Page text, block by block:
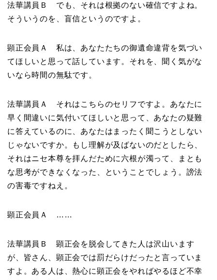
法華講員Ｂ でも、それは根拠のない確信ですよね。
そういうのを、盲信というのですよ。
顕正会員Ａ 私は、あなたたちの御遺命違背を気づい
てほしいと思って話しています。それを、聞く気がな
いなら時間の無駄です。
法華講員Ａ それはこちらのセリフですよ。あなたに
早く間違いに気付いてほしいと思って、あなたの疑難
に答えているのに、あなたはまったく聞こうとしない
じゃないですか。もし理解が及ばないのだとしたら、
それはニセ本尊を拝んだために六根が濁って、まとも
な思考ができなくなった、ということでしょう。謗法
の害毒ですねえ。
顕正会員Ａ ……
法華講員Ｂ 顕正会を脱会してきた人は沢山います
が、皆さん、顕正会では罰だらけだったと言っていま
すよ。ある人は、熱心に顕正会をやればやるほど不幸